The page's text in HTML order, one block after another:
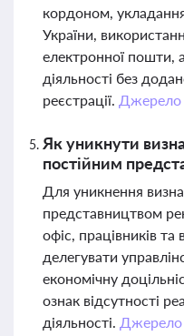
кордоном, укладання
України,
електронної пошти,
діяльності без
реєстрації. Джерело
Як уникнути
постійним
Для уникнення
представництвом
офіс, працівників
делегувати
економічну
ознак відсутності
діяльності. Джерело